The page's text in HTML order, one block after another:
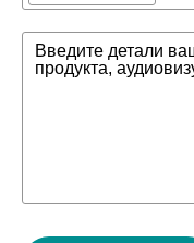
Введите детали
продукта,